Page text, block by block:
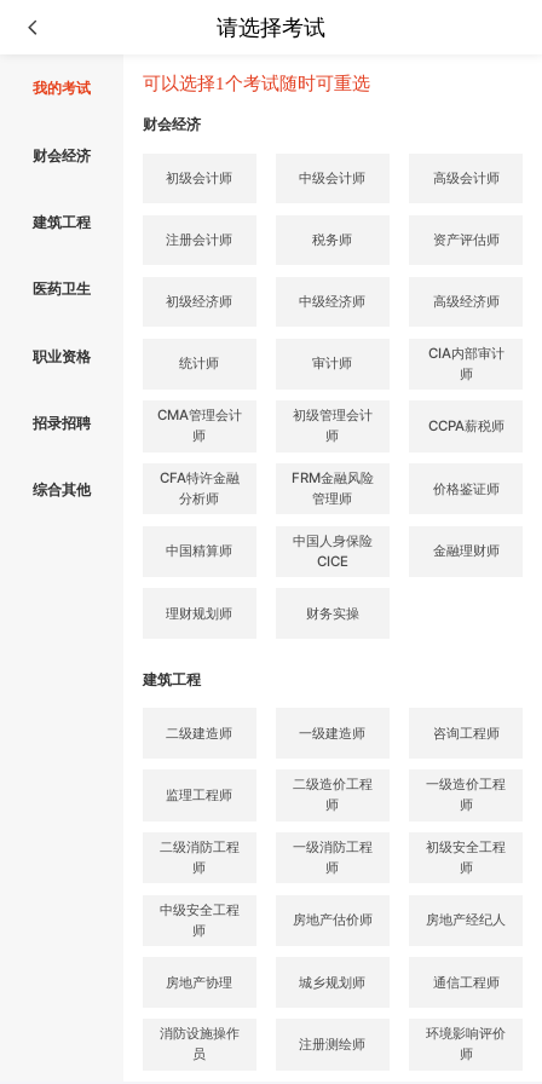
请选择考试
我的考试
财会经济
建筑工程
医药卫生
职业资格
招录招聘
综合其他
可以选择1个考试随时可重选
财会经济
初级会计师 中级会计师 高级会计师
注册会计师 税务师 资产评估师
初级经济师 中级经济师 高级经济师
统计师 审计师
CIA内部审计
师
CMA管理会计
师
初级管理会计
师
CCPA薪税师
CFA特许金融
分析师
FRM金融风险
管理师
价格鉴证师
中国精算师
中国人身保险
CICE
金融理财师
理财规划师 财务实操
建筑工程
二级建造师 一级建造师 咨询工程师
监理工程师
二级造价工程
师
一级造价工程
师
二级消防工程
师
一级消防工程
师
初级安全工程
师
中级安全工程
师
房地产估价师 房地产经纪人
房地产协理 城乡规划师 通信工程师
消防设施操作
员
注册测绘师
环境影响评价
师